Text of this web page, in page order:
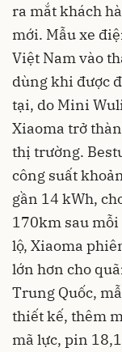
ra mắt khách
mới. Mẫu xe
Việt Nam vào
dùng khi được
tại, do Mini
Xiaoma trở
thị trường.
công suất
gần 14 kWh,
170km sau
lộ, Xiaoma
lớn hơn cho
Trung Quốc,
thiết kế, thêm
mã lực, pin